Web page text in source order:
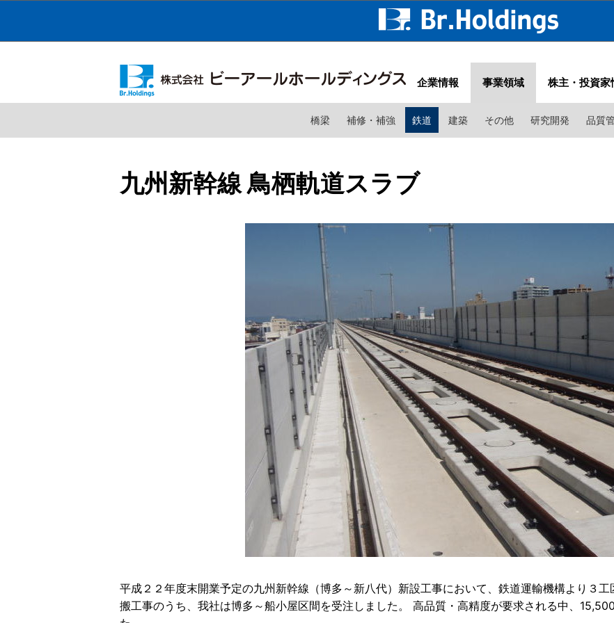
企業情報 事業領域 株主・投資家
橋梁 補修・補強 鉄道 建築 その他 研究開発 品質
九州新幹線 鳥栖軌道スラブ
平成２２年度末開業予定の九州新幹線（博多～新八代）新設工事において、鉄道運輸機構より３
搬工事のうち、我社は博多～船小屋区間を受注しました。 高品質・高精度が要求される中、